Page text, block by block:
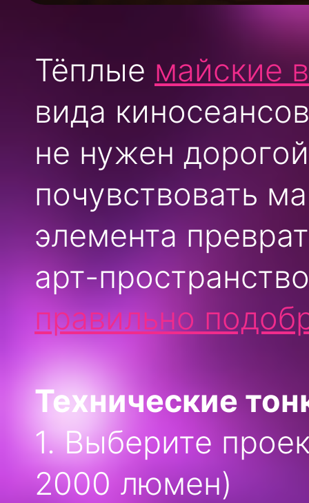
Тёплые майские
вида
не нужен
почувствовать
элемента
арт-
правильно
Технические
1. Выберите
2000 люмен)